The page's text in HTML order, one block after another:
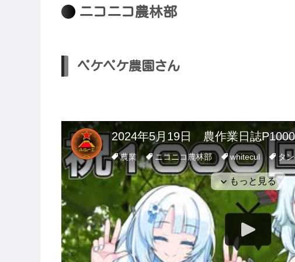
ニコニコ農林部
ペケペケ農園さん